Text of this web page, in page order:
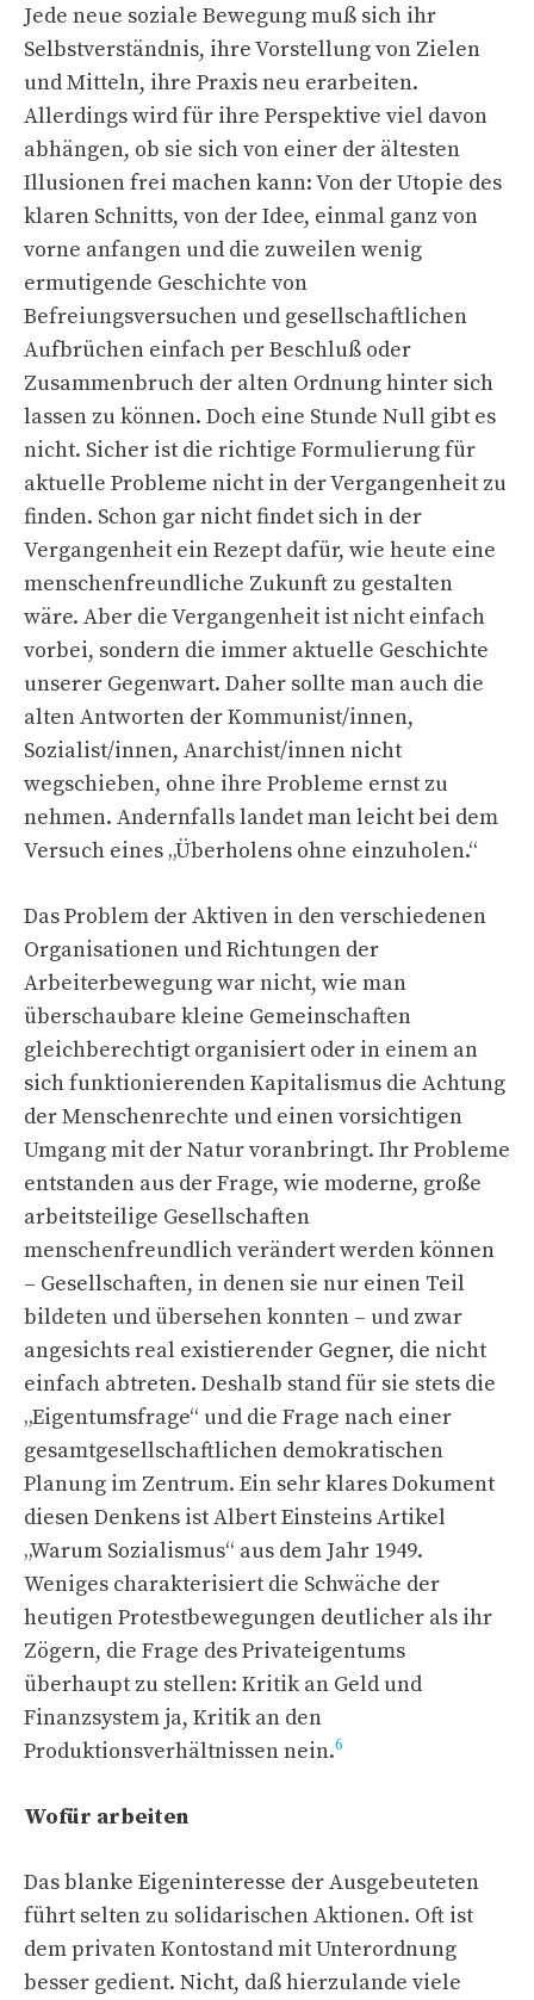
Jede neue soziale Bewegung muß sich ihr
Selbstverständnis, ihre Vorstellung von Zielen
und Mitteln, ihre Praxis neu erarbeiten.
Allerdings wird für ihre Perspektive viel davon
abhängen, ob sie sich von einer der ältesten
Illusionen frei machen kann: Von der Utopie des
klaren Schnitts, von der Idee, einmal ganz von
vorne anfangen und die zuweilen wenig
ermutigende Geschichte von
Befreiungsversuchen und gesellschaftlichen
Aufbrüchen einfach per Beschluß oder
Zusammenbruch der alten Ordnung hinter sich
lassen zu können. Doch eine Stunde Null gibt es
nicht. Sicher ist die richtige Formulierung für
aktuelle Probleme nicht in der Vergangenheit zu
finden. Schon gar nicht findet sich in der
Vergangenheit ein Rezept dafür, wie heute eine
menschenfreundliche Zukunft zu gestalten
wäre. Aber die Vergangenheit ist nicht einfach
vorbei, sondern die immer aktuelle Geschichte
unserer Gegenwart. Daher sollte man auch die
alten Antworten der Kommunist/innen,
Sozialist/innen, Anarchist/innen nicht
wegschieben, ohne ihre Probleme ernst zu
nehmen. Andernfalls landet man leicht bei dem
Versuch eines „Überholens ohne einzuholen.“
Das Problem der Aktiven in den verschiedenen
Organisationen und Richtungen der
Arbeiterbewegung war nicht, wie man
überschaubare kleine Gemeinschaften
gleichberechtigt organisiert oder in einem an
sich funktionierenden Kapitalismus die Achtung
der Menschenrechte und einen vorsichtigen
Umgang mit der Natur voranbringt. Ihr Probleme
entstanden aus der Frage, wie moderne, große
arbeitsteilige Gesellschaften
menschenfreundlich verändert werden können
– Gesellschaften, in denen sie nur einen Teil
bildeten und übersehen konnten – und zwar
angesichts real existierender Gegner, die nicht
einfach abtreten. Deshalb stand für sie stets die
„Eigentumsfrage“ und die Frage nach einer
gesamtgesellschaftlichen demokratischen
Planung im Zentrum. Ein sehr klares Dokument
diesen Denkens ist Albert Einsteins Artikel
„Warum Sozialismus“ aus dem Jahr 1949.
Weniges charakterisiert die Schwäche der
heutigen Protestbewegungen deutlicher als ihr
Zögern, die Frage des Privateigentums
überhaupt zu stellen: Kritik an Geld und
Finanzsystem ja, Kritik an den
Produktionsverhältnissen nein.6
Wofür arbeiten
Das blanke Eigeninteresse der Ausgebeuteten
führt selten zu solidarischen Aktionen. Oft ist
dem privaten Kontostand mit Unterordnung
besser gedient. Nicht, daß hierzulande viele